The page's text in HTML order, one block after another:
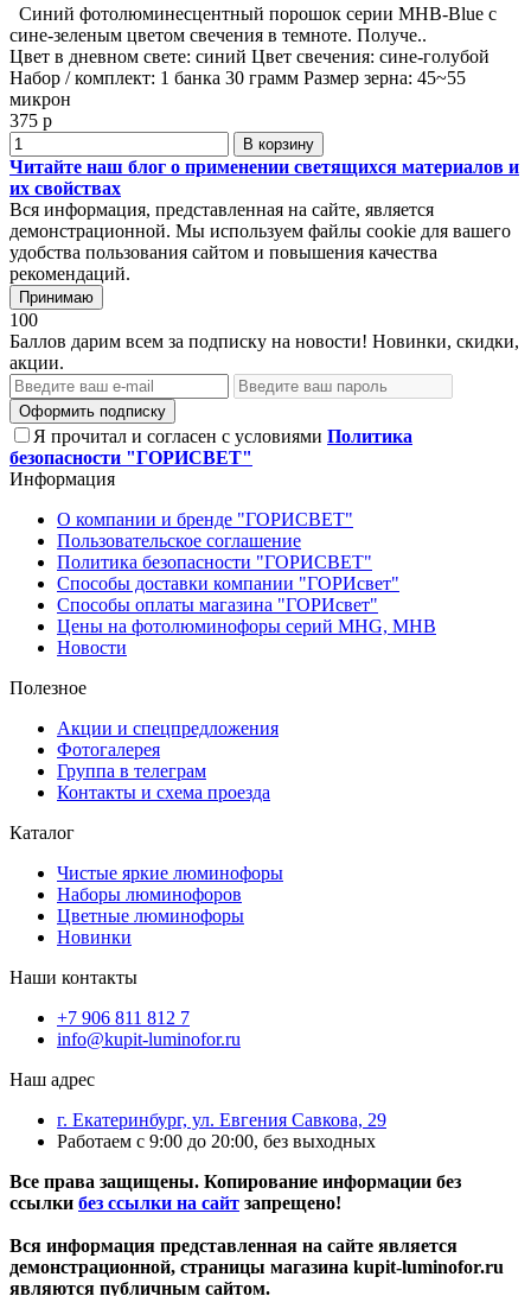
Синий фотолюминесцентный порошок серии MHB-Blue с
сине-зеленым цветом свечения в темноте. Получе..
Цвет в дневном свете: синий Цвет свечения: сине-голубой
Набор / комплект: 1 банка 30 грамм Размер зерна: 45~55
микрон
375 р
В корзину
Читайте наш блог о применении светящихся материалов и
их свойствах
Вся информация, представленная на сайте, является
демонстрационной. Мы используем файлы cookie для вашего
удобства пользования сайтом и повышения качества
рекомендаций.
Принимаю
100
Баллов дарим всем за подписку на новости! Новинки, скидки,
акции.
Оформить подписку
Я прочитал и согласен с условиями Политика
безопасности "ГОРИСВЕТ"
Информация
О компании и бренде "ГОРИСВЕТ"
Пользовательское соглашение
Политика безопасности "ГОРИСВЕТ"
Способы доставки компании "ГОРИсвет"
Способы оплаты магазина "ГОРИсвет"
Цены на фотолюминофоры серий MHG, MHB
Новости
Полезное
Акции и спецпредложения
Фотогалерея
Группа в телеграм
Контакты и схема проезда
Каталог
Чистые яркие люминофоры
Наборы люминофоров
Цветные люминофоры
Новинки
Наши контакты
+7 906 811 812 7
info@kupit-luminofor.ru
Наш адрес
г. Екатеринбург, ул. Евгения Савкова, 29
Работаем с 9:00 до 20:00, без выходных
Все права защищены. Копирование информации без
ссылки без ссылки на сайт запрещено!
Вся информация представленная на сайте является
демонстрационной, страницы магазина kupit-luminofor.ru
являются публичным сайтом.